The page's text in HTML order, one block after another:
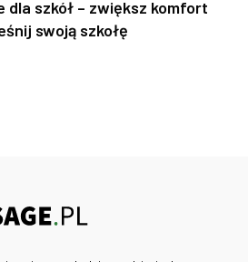
dla szkół – zwiększ komfort
swoją szkołę